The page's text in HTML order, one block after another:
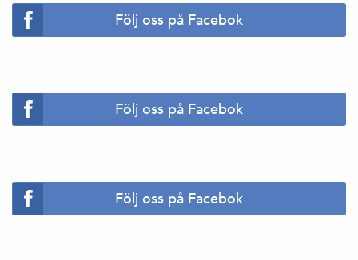
Följ oss på Facebok
Följ oss på Facebok
Följ oss på Facebok